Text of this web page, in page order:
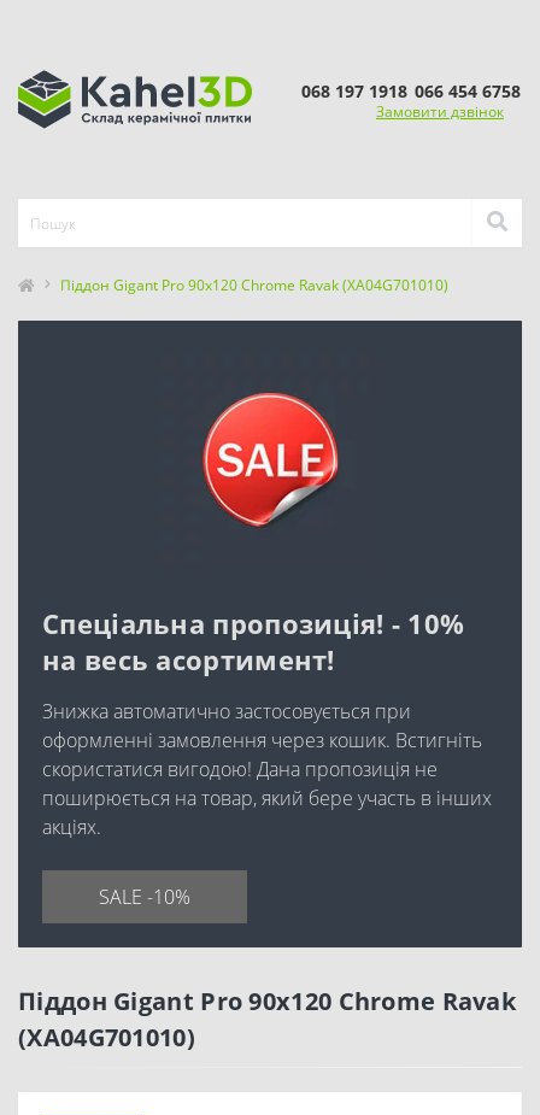
068 197 1918 066 454 6758
Замовити дзвінок
Піддон Gigant Pro 90x120 Chrome Ravak (XA04G701010)
Спеціальна пропозиція! - 10%
на весь асортимент!
Знижка автоматично застосовується при
оформленні замовлення через кошик. Встигніть
скористатися вигодою! Дана пропозиція не
поширюється на товар, який бере участь в інших
акціях.
SALE -10%
Піддон Gigant Pro 90x120 Chrome Ravak
(XA04G701010)